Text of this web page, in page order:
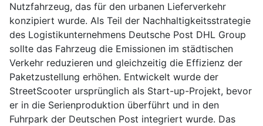
Nutzfahrzeug, das für den urbanen Lieferverkehr
konzipiert wurde. Als Teil der Nachhaltigkeitsstrategie
des Logistikunternehmens Deutsche Post DHL Group
sollte das Fahrzeug die Emissionen im städtischen
Verkehr reduzieren und gleichzeitig die Effizienz der
Paketzustellung erhöhen. Entwickelt wurde der
StreetScooter ursprünglich als Start-up-Projekt, bevor
er in die Serienproduktion überführt und in den
Fuhrpark der Deutschen Post integriert wurde. Das